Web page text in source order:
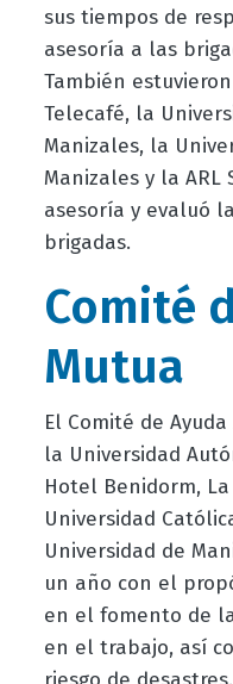
sus tiempos de
asesoría a las
También
Telecafé, la
Manizales, la
Manizales y la ARL
asesoría y evaluó
brigadas.
Comité
Mutua
El Comité de
la Universidad
Hotel Benidorm,
Universidad
Universidad de
un año con el
en el fomento de
en el trabajo, así